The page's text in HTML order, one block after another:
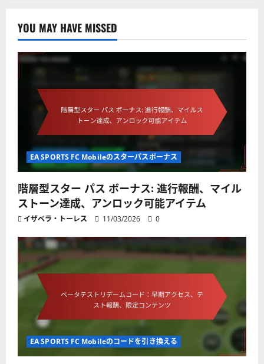
YOU MAY HAVE MISSED
EA SPORTS FC Mobileのスターパスボーナス
階層型スター パス ボーナス: 進行報酬、マイル
ストーン達成、アンロック可能アイテム
イザベラ・トーレス 11/03/2026 0
EA SPORTS FC Mobileのコードを引き換える